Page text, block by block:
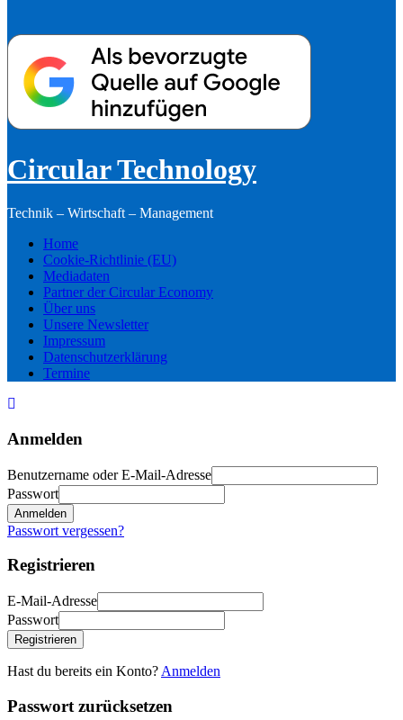
Circular Technology
Technik – Wirtschaft – Management
Home
Cookie-Richtlinie (EU)
Mediadaten
Partner der Circular Economy
Über uns
Unsere Newsletter
Impressum
Datenschutzerklärung
Termine
Anmelden
Benutzername oder E-Mail-Adresse
Passwort
Anmelden
Passwort vergessen?
Registrieren
E-Mail-Adresse
Passwort
Registrieren
Hast du bereits ein Konto? Anmelden
Passwort zurücksetzen